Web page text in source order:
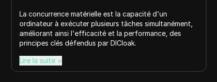
La concurrence matérielle est la capacité d'un
ordinateur à exécuter plusieurs tâches simultanément,
améliorant ainsi l'efficacité et la performance, des
principes clés défendus par DICloak.
Lire la suite>